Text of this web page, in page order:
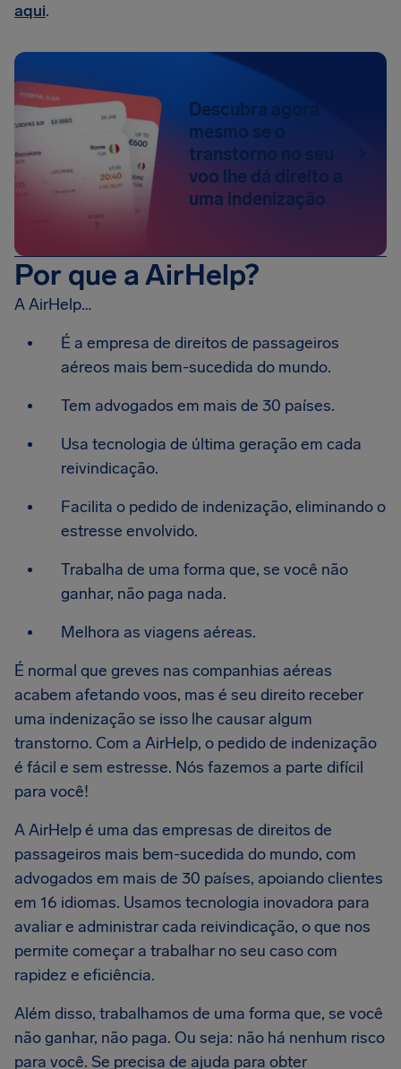
aqui.
Descubra agora
mesmo se o
transtorno no seu
voo lhe dá direito a
uma indenização
Por que a AirHelp?
A AirHelp…
É a empresa de direitos de passageiros
aéreos mais bem-sucedida do mundo.
Tem advogados em mais de 30 países.
Usa tecnologia de última geração em cada
reivindicação.
Facilita o pedido de indenização, eliminando o
estresse envolvido.
Trabalha de uma forma que, se você não
ganhar, não paga nada.
Melhora as viagens aéreas.
É normal que greves nas companhias aéreas
acabem afetando voos, mas é seu direito receber
uma indenização se isso lhe causar algum
transtorno. Com a AirHelp, o pedido de indenização
é fácil e sem estresse. Nós fazemos a parte difícil
para você!
A AirHelp é uma das empresas de direitos de
passageiros mais bem-sucedida do mundo, com
advogados em mais de 30 países, apoiando clientes
em 16 idiomas. Usamos tecnologia inovadora para
avaliar e administrar cada reivindicação, o que nos
permite começar a trabalhar no seu caso com
rapidez e eficiência.
Além disso, trabalhamos de uma forma que, se você
não ganhar, não paga. Ou seja: não há nenhum risco
para você. Se precisa de ajuda para obter